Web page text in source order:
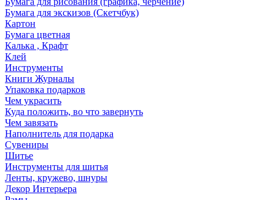
Бумага для экскизов (Скетчбук)
Картон
Бумага цветная
Калька , Крафт
Клей
Инструменты
Книги Журналы
Упаковка подарков
Чем украсить
Куда положить, во что завернуть
Чем завязать
Наполнитель для подарка
Сувениры
Шитье
Инструменты для шитья
Ленты, кружево, шнуры
Декор Интерьера